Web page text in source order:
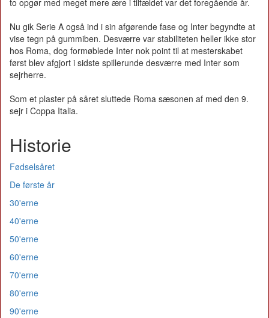
to opgør med meget mere ære i tilfældet var det foregående år.
Nu gik Serie A også ind i sin afgørende fase og Inter begyndte at
vise tegn på gummiben. Desværre var stabiliteten heller ikke stor
hos Roma, dog formøblede Inter nok point til at mesterskabet
først blev afgjort i sidste spillerunde desværre med Inter som
sejrherre.
Som et plaster på såret sluttede Roma sæsonen af med den 9.
sejr i Coppa Italia.
Historie
Fødselsåret
De første år
30'erne
40'erne
50'erne
60'erne
70'erne
80'erne
90'erne